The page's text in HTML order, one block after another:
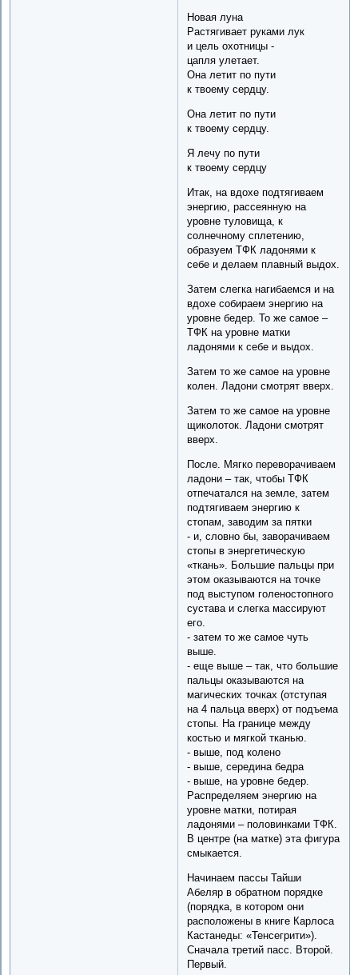
Новая луна
Растягивает руками лук
и цель охотницы -
цапля улетает.
Она летит по пути
к твоему сердцу.
Она летит по пути
к твоему сердцу.
Я лечу по пути
к твоему сердцу
Итак, на вдохе подтягиваем
энергию, рассеянную на
уровне туловища, к
солнечному сплетению,
образуем ТФК ладонями к
себе и делаем плавный выдох.
Затем слегка нагибаемся и на
вдохе собираем энергию на
уровне бедер. То же самое –
ТФК на уровне матки
ладонями к себе и выдох.
Затем то же самое на уровне
колен. Ладони смотрят вверх.
Затем то же самое на уровне
щиколоток. Ладони смотрят
вверх.
После. Мягко переворачиваем
ладони – так, чтобы ТФК
отпечатался на земле, затем
подтягиваем энергию к
стопам, заводим за пятки
- и, словно бы, заворачиваем
стопы в энергетическую
«ткань». Большие пальцы при
этом оказываются на точке
под выступом голеностопного
сустава и слегка массируют
его.
- затем то же самое чуть
выше.
- еще выше – так, что большие
пальцы оказываются на
магических точках (отступая
на 4 пальца вверх) от подъема
стопы. На границе между
костью и мягкой тканью.
- выше, под колено
- выше, середина бедра
- выше, на уровне бедер.
Распределяем энергию на
уровне матки, потирая
ладонями – половинками ТФК.
В центре (на матке) эта фигура
смыкается.
Начинаем пассы Тайши
Абеляр в обратном порядке
(порядка, в котором они
расположены в книге Карлоса
Кастанеды: «Тенсегрити»).
Сначала третий пасс. Второй.
Первый.